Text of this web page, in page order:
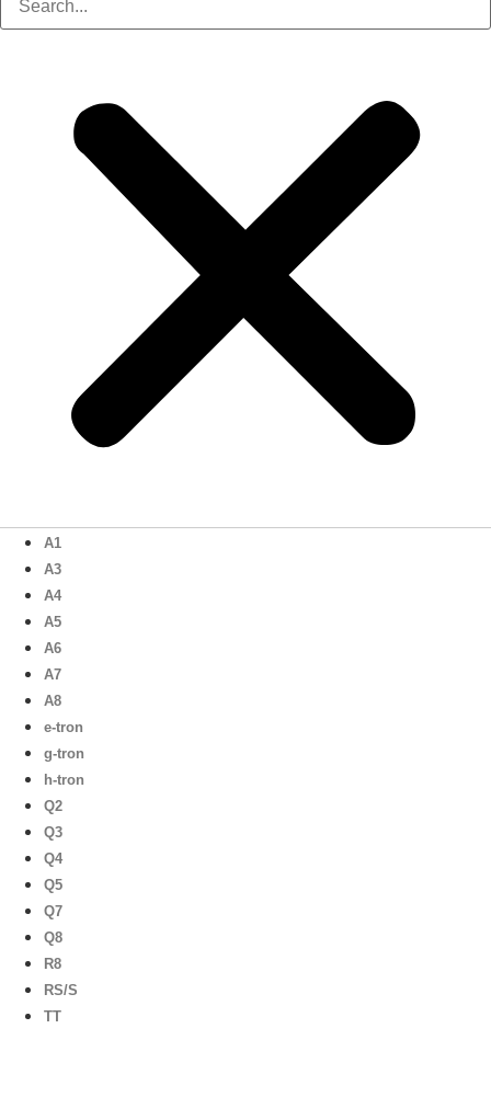
A1
A3
A4
A5
A6
A7
A8
e-tron
g-tron
h-tron
Q2
Q3
Q4
Q5
Q7
Q8
R8
RS/S
TT